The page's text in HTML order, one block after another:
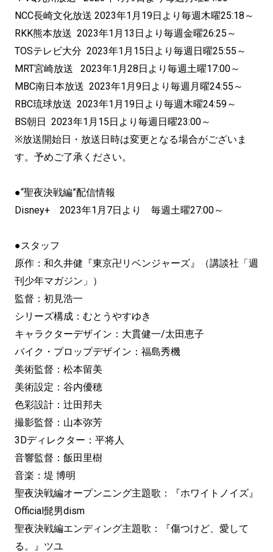
NCC長崎文化放送 2023年1月19日より毎週木曜25:18～
RKK熊本放送 2023年1月13日より毎週金曜26:25～
TOSテレビ大分 2023年1月15日より毎週日曜25:55～
MRT宮崎放送 2023年1月28日より毎週土曜17:00～
MBC南日本放送 2023年1月9日より毎週月曜24:55～
RBC琉球放送 2023年1月19日より毎週木曜24:59～
BS朝日 2023年1月15日より毎週日曜23:00～
※放送開始日・放送日時は変更となる場合がございま
す。予めご了承ください。
●“聖夜決戦編”配信情報
Disney+ 2023年1月7日より 毎週土曜27:00～
●スタッフ
原作：和久井健『東京卍リベンジャーズ』（講談社「週
刊少年マガジン」）
監督：初見浩一
シリーズ構成：むとうやすゆき
キャラクターデザイン：大貫健一/太田恵子
バイク・プロップデザイン：福島秀機
美術監督：松本留美
美術設定：谷内優穂
色彩設計：辻田邦夫
撮影監督：山本弥芳
3Dディレクター：平将人
音響監督：飯田里樹
音楽：堤 博明
聖夜決戦編オープンニング主題歌：『ホワイトノイズ』
Official髭男dism
聖夜決戦編エンディング主題歌：『傷つけど、愛して
る。』ツユ